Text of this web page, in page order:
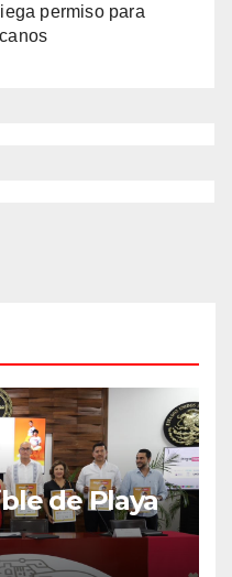
permiso para
de Playa